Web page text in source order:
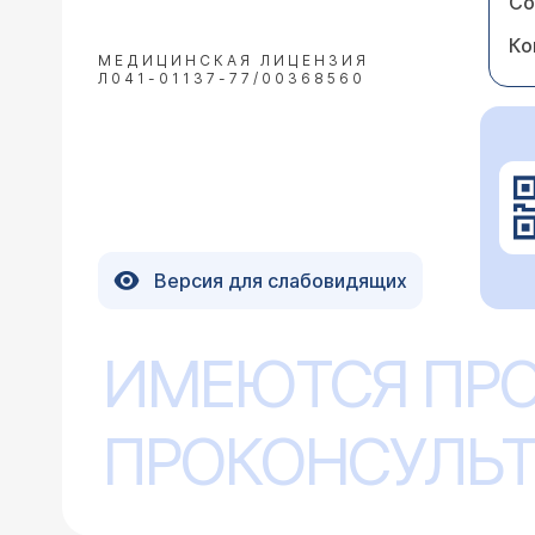
МЕДИЦИНСКАЯ ЛИЦЕНЗИЯ
Л041-01137-77/00368560
Версия для слабовидящих
ИМЕЮТСЯ